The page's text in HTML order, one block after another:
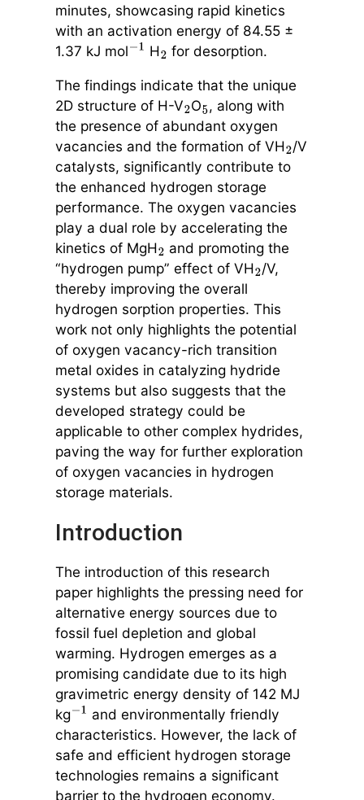
minutes, showcasing rapid kinetics
with an activation energy of 84.55 ±
1.37 kJ mol−1 H2 for desorption.
The findings indicate that the unique
2D structure of H-V2O5, along with
the presence of abundant oxygen
vacancies and the formation of VH2/V
catalysts, significantly contribute to
the enhanced hydrogen storage
performance. The oxygen vacancies
play a dual role by accelerating the
kinetics of MgH2 and promoting the
“hydrogen pump” effect of VH2/V,
thereby improving the overall
hydrogen sorption properties. This
work not only highlights the potential
of oxygen vacancy-rich transition
metal oxides in catalyzing hydride
systems but also suggests that the
developed strategy could be
applicable to other complex hydrides,
paving the way for further exploration
of oxygen vacancies in hydrogen
storage materials.
Introduction
The introduction of this research
paper highlights the pressing need for
alternative energy sources due to
fossil fuel depletion and global
warming. Hydrogen emerges as a
promising candidate due to its high
gravimetric energy density of 142 MJ
kg−1 and environmentally friendly
characteristics. However, the lack of
safe and efficient hydrogen storage
technologies remains a significant
barrier to the hydrogen economy.